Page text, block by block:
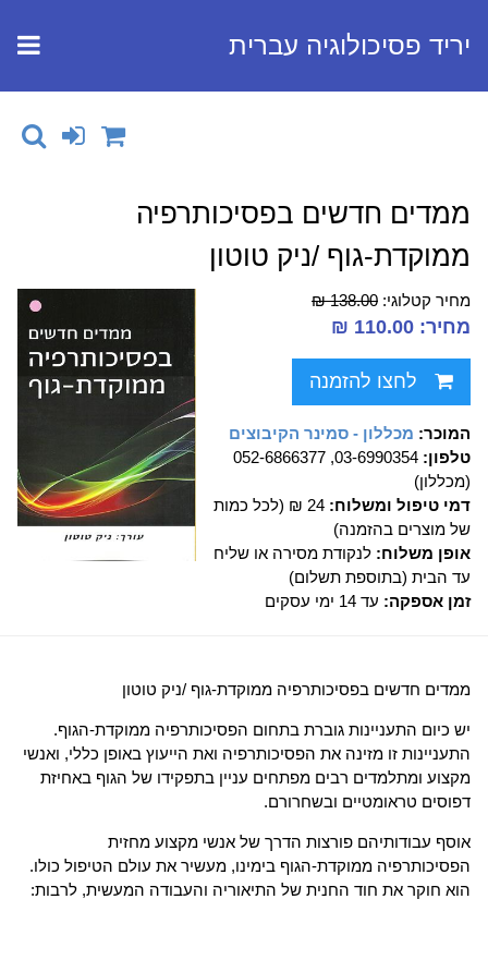
יריד פסיכולוגיה עברית
ממדים חדשים בפסיכותרפיה
ממוקדת-גוף /ניק טוטון
מחיר קטלוגי: 138.00 ₪
מחיר: 110.00 ₪
לחצו להזמנה
המוכר: מכללון - סמינר הקיבוצים
טלפון:
03-6990354, 052-6866377
(מכללון)
דמי טיפול ומשלוח:
24 ₪ (לכל כמות
של מוצרים בהזמנה)
אופן משלוח: לנקודת מסירה או שליח
עד הבית (בתוספת תשלום)
זמן אספקה: עד 14 ימי עסקים
ממדים חדשים בפסיכותרפיה ממוקדת-גוף /ניק טוטון
יש כיום התעניינות גוברת בתחום הפסיכותרפיה ממוקדת-הגוף.
התעניינות זו מזינה את הפסיכותרפיה ואת הייעוץ באופן כללי, ואנשי
מקצוע ומתלמדים רבים מפתחים עניין בתפקידו של הגוף באחיזת
דפוסים טראומטיים ובשחרורם.
אוסף עבודותיהם פורצות הדרך של אנשי מקצוע מחזית
הפסיכותרפיה ממוקדת-הגוף בימינו, מעשיר את עולם הטיפול כולו.
הוא חוקר את חוד החנית של התיאוריה והעבודה המעשית, לרבות: